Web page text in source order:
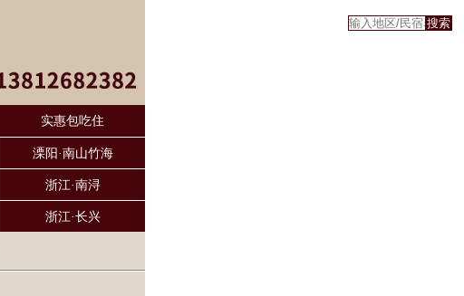
实惠包吃住
溧阳·南山竹海
浙江·南浔
浙江·长兴